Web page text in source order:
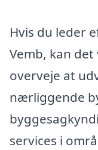
Hvis du leder
Vemb, kan
overveje at
nærliggende
services i